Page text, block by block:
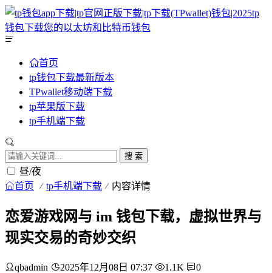
首页
tp钱包下载最新版本
TPwallet移动端下载
tp苹果版下载
tp手机端下载
搜 索
昼/夜
首页 tp手机端下载 内容详情
恋爱游戏网与 im 钱包下载，虚拟世界与
现实交易的奇妙交织
qbadmin 2025年12月08日 07:37 1.1K 0